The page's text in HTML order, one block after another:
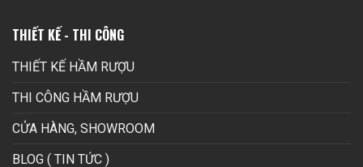
THIẾT KẾ - THI CÔNG
THIẾT KẾ HẦM RƯỢU
THI CÔNG HẦM RƯỢU
CỬA HÀNG, SHOWROOM
BLOG ( TIN TỨC )